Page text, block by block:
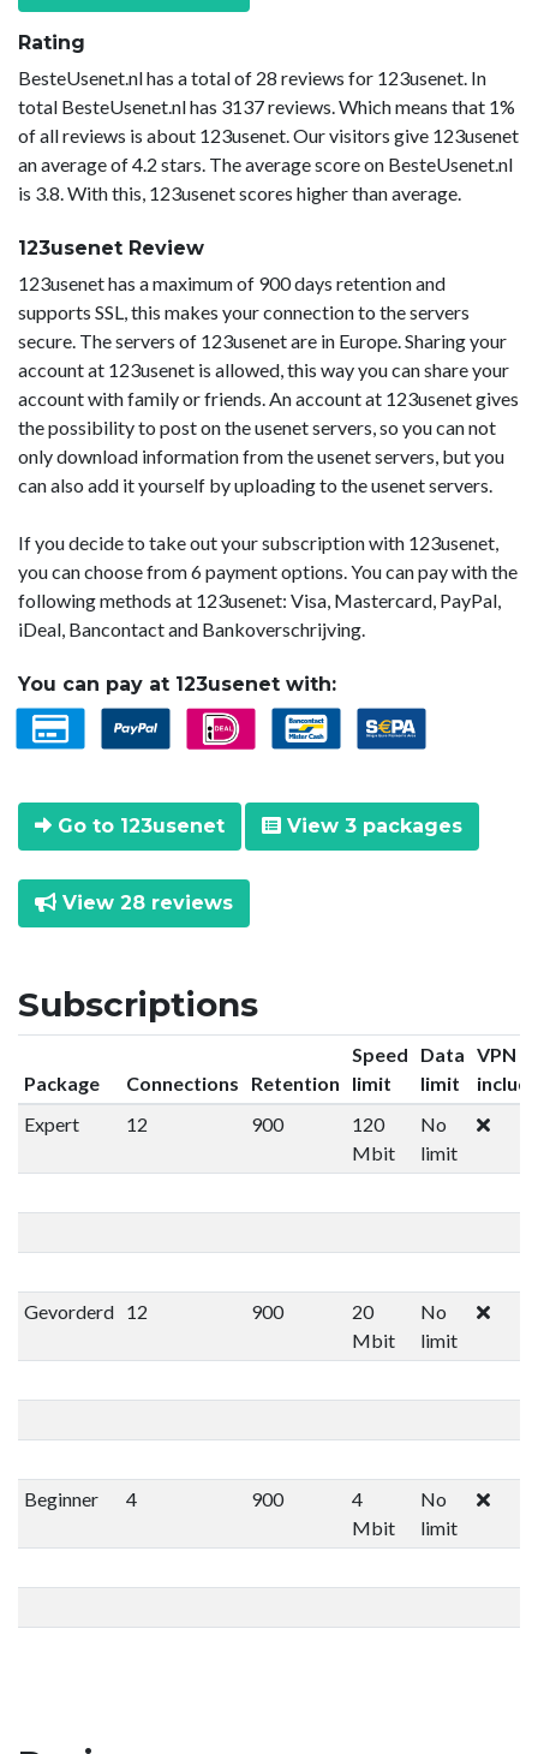
Rating
BesteUsenet.nl has a total of 28 reviews for 123usenet. In
total BesteUsenet.nl has 3137 reviews. Which means that 1%
of all reviews is about 123usenet. Our visitors give 123usenet
an average of 4.2 stars. The average score on BesteUsenet.nl
is 3.8. With this, 123usenet scores higher than average.
123usenet Review
123usenet has a maximum of 900 days retention and
supports SSL, this makes your connection to the servers
secure. The servers of 123usenet are in Europe. Sharing your
account at 123usenet is allowed, this way you can share your
account with family or friends. An account at 123usenet gives
the possibility to post on the usenet servers, so you can not
only download information from the usenet servers, but you
can also add it yourself by uploading to the usenet servers.
If you decide to take out your subscription with 123usenet,
you can choose from 6 payment options. You can pay with the
following methods at 123usenet: Visa, Mastercard, PayPal,
iDeal, Bancontact and Bankoverschrijving.
You can pay at 123usenet with:
Go to 123usenet View 3 packages
View 28 reviews
Subscriptions
Package Connections Retention
Speed
limit
Data
limit
VPN
Expert
12 900
120
Mbit
No
limit
Gevorderd 12 900
20
Mbit
No
limit
Beginner 4 900
4
Mbit
No
limit